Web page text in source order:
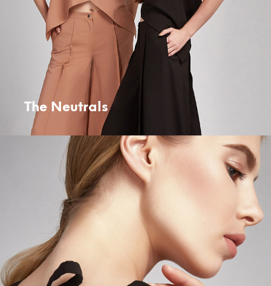
The Neutrals